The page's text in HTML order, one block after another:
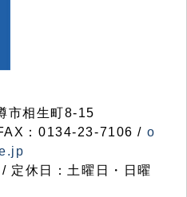
相生町8-15
：0134-23-7106 / o
定休日：土曜日・日曜